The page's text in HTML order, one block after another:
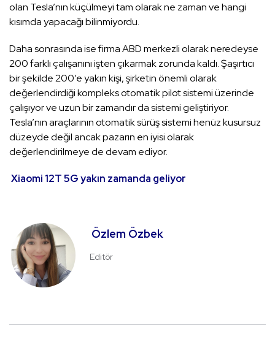
olan Tesla’nın küçülmeyi tam olarak ne zaman ve hangi
kısımda yapacağı bilinmiyordu.
Daha sonrasında ise firma ABD merkezli olarak neredeyse
200 farklı çalışanını işten çıkarmak zorunda kaldı. Şaşırtıcı
bir şekilde 200’e yakın kişi, şirketin önemli olarak
değerlendirdiği kompleks otomatik pilot sistemi üzerinde
çalışıyor ve uzun bir zamandır da sistemi geliştiriyor.
Tesla’nın araçlarının otomatik sürüş sistemi henüz kusursuz
düzeyde değil ancak pazarın en iyisi olarak
değerlendirilmeye de devam ediyor.
Xiaomi 12T 5G yakın zamanda geliyor
Özlem Özbek
Editör